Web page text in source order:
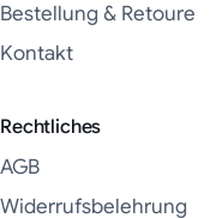
Bestellung & Retoure
Kontakt
Rechtliches
AGB
Widerrufsbelehrung